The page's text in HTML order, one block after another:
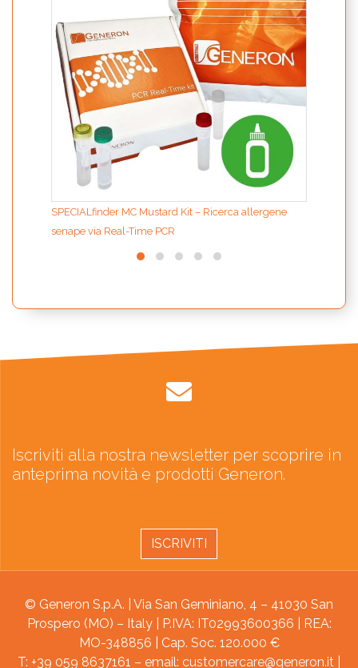
SPECIALfinder MC Mustard Kit – Ricerca allergene
senape via Real-Time PCR
Iscriviti alla nostra newsletter per scoprire in
anteprima novità e prodotti Generon.
ISCRIVITI
© Generon S.p.A. | Via San Geminiano, 4 – 41030 San
Prospero (MO) – Italy | P.IVA: IT02993600366 | REA:
MO-348856 | Cap. Soc. 120.000 €
T: +39 059 8637161 – email: customercare@generon.it